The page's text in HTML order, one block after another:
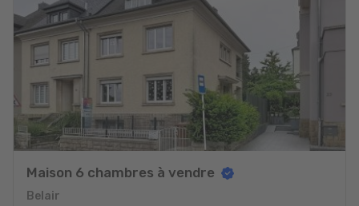
Maison 6 chambres à vendre
Belair